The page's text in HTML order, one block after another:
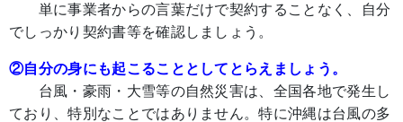
単に事業者からの言葉だけで契約することなく、自分
でしっかり契約書等を確認しましょう。
②自分の身にも起こることとしてとらえましょう。
台風・豪雨・大雪等の自然災害は、全国各地で発生し
ており、特別なことではありません。特に沖縄は台風の多